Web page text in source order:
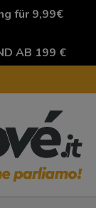
für 9,99€
AB 199 €